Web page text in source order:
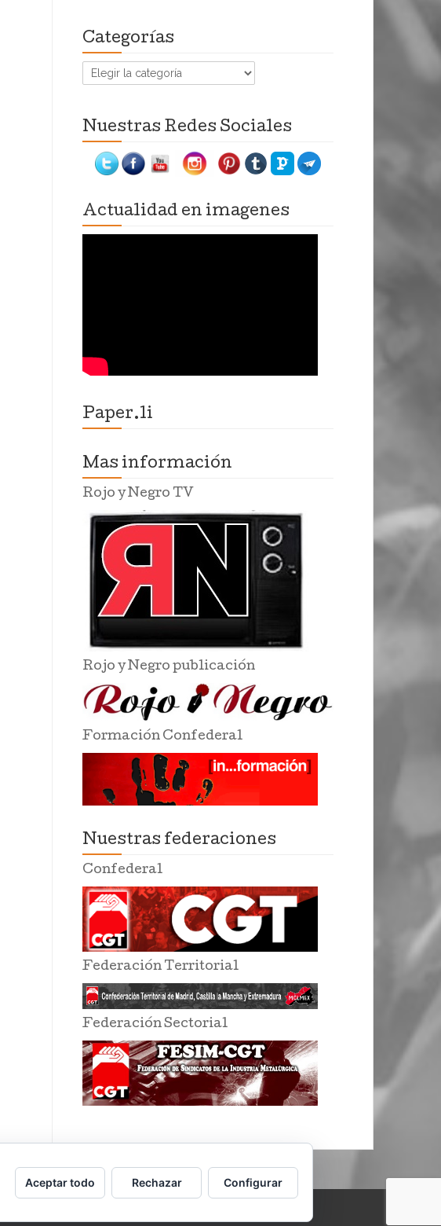
Categorías
Categorías
Nuestras Redes Sociales
Actualidad en imagenes
Paper.li
Mas información
Rojo y Negro TV
Rojo y Negro publicación
Formación Confederal
Nuestras federaciones
Confederal
Federación Territorial
Federación Sectorial
Aceptar todo Rechazar Configurar